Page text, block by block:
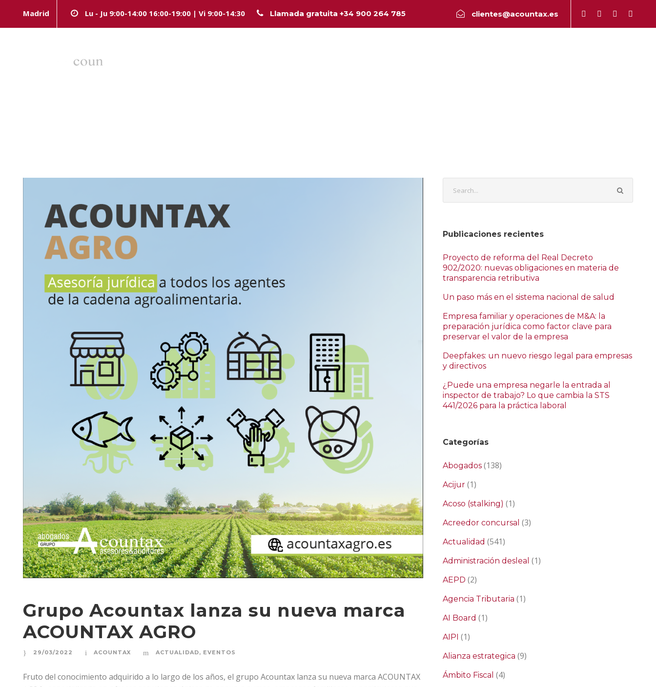
Madrid Lu - Ju 9:00-14:00 16:00-19:00 | Vi 9:00-14:30 Llamada gratuita +34 900 264 785 clientes@acountax.es
Day
Grupo Acountax lanza su nueva marca
ACOUNTAX AGRO
29/03/2022 ACOUNTAX ACTUALIDAD, EVENTOS
Fruto del conocimiento adquirido a lo largo de los años, el grupo Acountax lanza su nueva marca ACOUNTAX
Publicaciones recientes
Proyecto de reforma del Real Decreto
902/2020: nuevas obligaciones en materia de
transparencia retributiva
Un paso más en el sistema nacional de salud
Empresa familiar y operaciones de M&A: la
preparación jurídica como factor clave para
preservar el valor de la empresa
Deepfakes: un nuevo riesgo legal para empresas
y directivos
¿Puede una empresa negarle la entrada al
inspector de trabajo? Lo que cambia la STS
441/2026 para la práctica laboral
Categorías
Abogados (138)
Acijur (1)
Acoso (stalking) (1)
Acreedor concursal (3)
Actualidad (541)
Administración desleal (1)
AEPD (2)
Agencia Tributaria (1)
AI Board (1)
AIPI (1)
Alianza estrategica (9)
Ámbito Fiscal (4)